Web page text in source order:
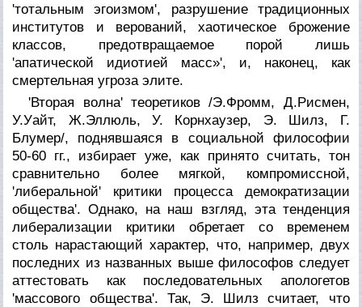
'тотальным эгоизмом', разрушение традиционных
институтов и верований, хаотическое брожение
классов, предотвращаемое порой лишь
'апатической идиотией масс»', и, наконец, как
смертельная угроза элите.
'Вторая волна' теоретиков /Э.Фромм, Д.Рисмен,
У.Уайт, Ж.Эллюль, У. Корнхаузер, Э. Шилз, Г.
Блумер/, поднявшаяся в социальной философии
50-60 гг., избирает уже, как принято считать, тон
сравнительно более мягкой, компромиссной,
'либеральной' критики процесса демократизации
общества'. Однако, на наш взгляд, эта тенденция
либерализации критики обретает со временем
столь нарастающий характер, что, например, двух
последних из названных выше философов следует
аттестовать как последовательных апологетов
'массового общества'. Так, Э. Шилз считает, что